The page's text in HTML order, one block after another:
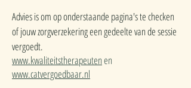
Advies is om op onderstaande pagina's te checken
of jouw zorgverzekering een gedeelte van de sessie
vergoedt.
www.kwaliteitstherapeutenen
www.catvergoedbaar.nl